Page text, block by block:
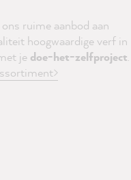
ruime aanbod aan
hoogwaardige verf in
je doe-het-zelfproject.